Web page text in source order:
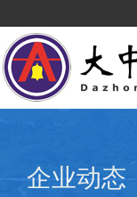
企业动态